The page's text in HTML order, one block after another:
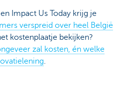
Impact Us Today krijg je
verspreid over heel België
kostenplaatje bekijken?
zal kosten, én welke
.